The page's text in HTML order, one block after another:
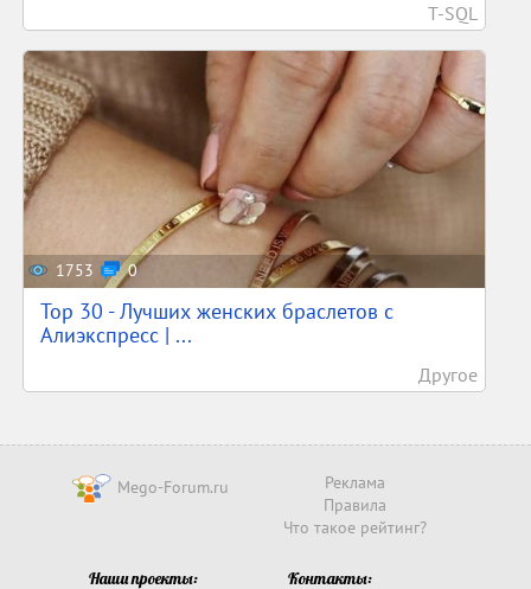
T-SQL
1753 0
Top 30 - Лучших женских браслетов с
Алиэкспресс | ...
Другое
Mego-Forum.ru
Реклама
Правила
Что такое рейтинг?
Наши проекты: Контакты: